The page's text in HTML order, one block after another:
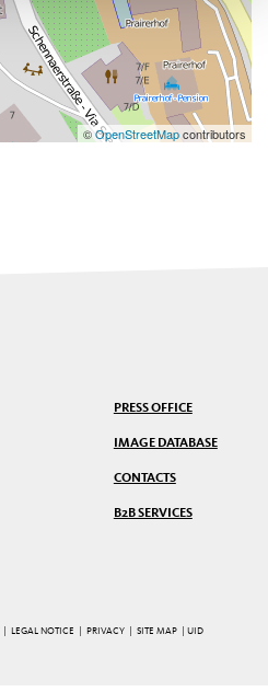
©OpenStreetMapcontributors
PRESS OFFICE
IMAGE DATABASE
CONTACTS
B2B SERVICES
LEGAL NOTICE PRIVACY |SITE MAP
| UID